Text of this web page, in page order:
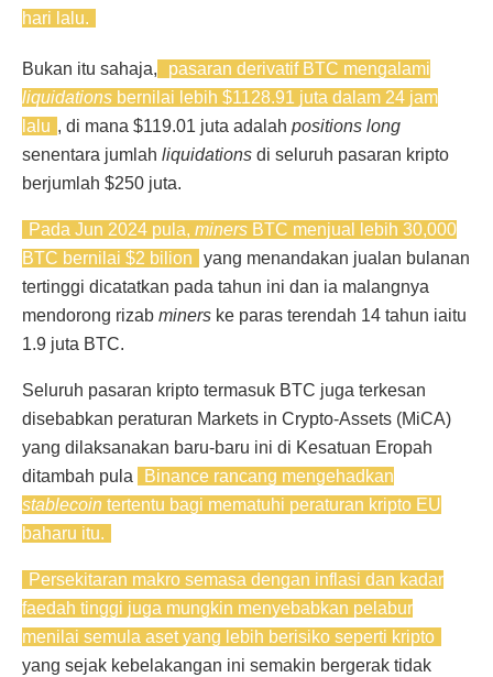
hari lalu.
Bukan itu sahaja,
pasaran derivatif BTC mengalami
liquidations bernilai lebih $1128.91 juta dalam 24 jam
lalu , di mana $119.01 juta adalahpositions long
senentara jumlah liquidations di seluruh pasaran kripto
berjumlah $250 juta.
Pada Jun 2024 pula, miners BTC menjual lebih 30,000
BTC bernilai $2 bilion
yang menandakan jualan bulanan
tertinggi dicatatkan pada tahun ini dan ia malangnya
mendorong rizab miners ke paras terendah 14 tahun iaitu
1.9 juta BTC.
Seluruh pasaran kripto termasuk BTC juga terkesan
disebabkan peraturan Markets in Crypto-Assets (MiCA)
yang dilaksanakan baru-baru ini di Kesatuan Eropah
ditambah pula
Binance rancang mengehadkan
stablecoin tertentu bagi mematuhi peraturan kripto EU
baharu itu.
Persekitaran makro semasa dengan inflasi dan kadar
faedah tinggi juga mungkin menyebabkan pelabur
menilai semula aset yang lebih berisiko seperti kripto
yang sejak kebelakangan ini semakin bergerak tidak